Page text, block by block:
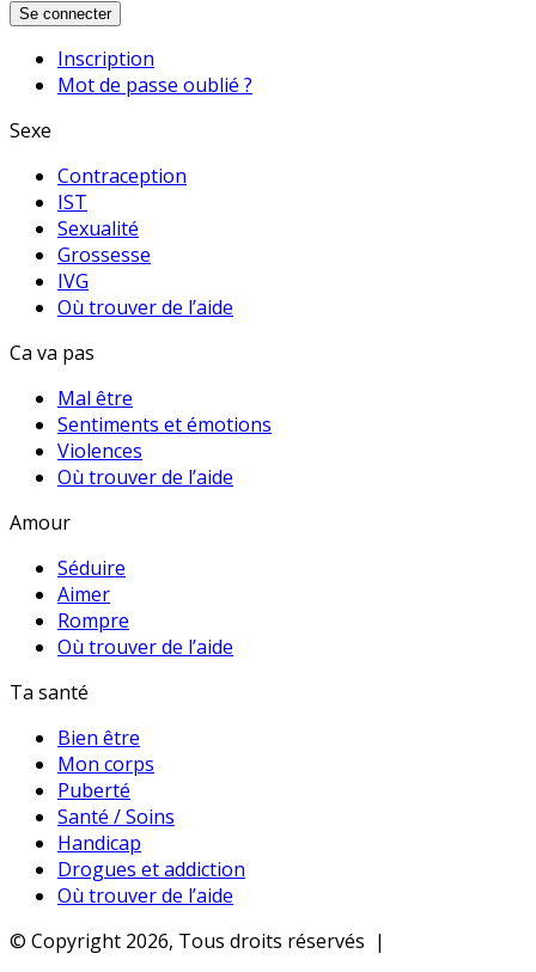
Se connecter
Inscription
Mot de passe oublié ?
Sexe
Contraception
IST
Sexualité
Grossesse
IVG
Où trouver de l’aide
Ca va pas
Mal être
Sentiments et émotions
Violences
Où trouver de l’aide
Amour
Séduire
Aimer
Rompre
Où trouver de l’aide
Ta santé
Bien être
Mon corps
Puberté
Santé / Soins
Handicap
Drogues et addiction
Où trouver de l’aide
© Copyright 2026, Tous droits réservés |